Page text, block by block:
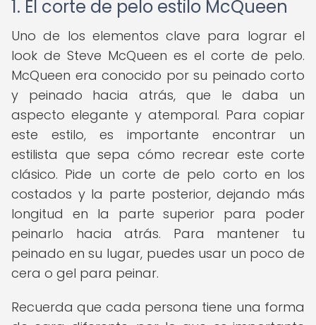
1. El corte de pelo estilo McQueen
Uno de los elementos clave para lograr el
look de Steve McQueen es el corte de pelo.
McQueen era conocido por su peinado corto
y peinado hacia atrás, que le daba un
aspecto elegante y atemporal. Para copiar
este estilo, es importante encontrar un
estilista que sepa cómo recrear este corte
clásico. Pide un corte de pelo corto en los
costados y la parte posterior, dejando más
longitud en la parte superior para poder
peinarlo hacia atrás. Para mantener tu
peinado en su lugar, puedes usar un poco de
cera o gel para peinar.
Recuerda que cada persona tiene una forma